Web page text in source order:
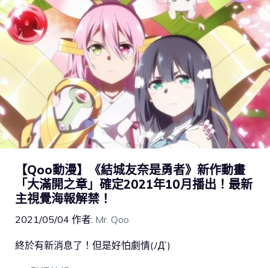
【Qoo動漫】《結城友奈是勇者》新作動畫
「大滿開之章」確定2021年10月播出！最新
主視覺海報解禁！
2021/05/04 作者: Mr. Qoo
終於有新消息了！但是好怕劇情(ﾉД`)